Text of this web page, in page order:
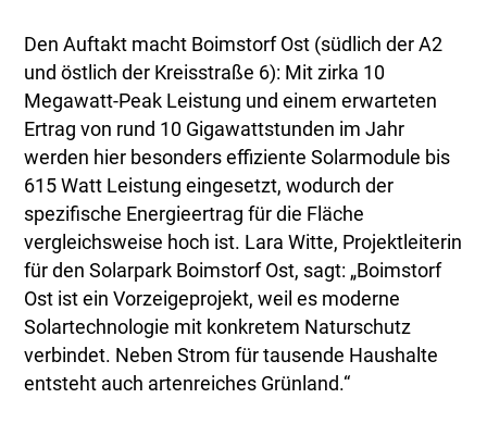
Den Auftakt macht Boimstorf Ost (südlich der A2
und östlich der Kreisstraße 6): Mit zirka 10
Megawatt-Peak Leistung und einem erwarteten
Ertrag von rund 10 Gigawattstunden im Jahr
werden hier besonders effiziente Solarmodule bis
615 Watt Leistung eingesetzt, wodurch der
spezifische Energieertrag für die Fläche
vergleichsweise hoch ist. Lara Witte, Projektleiterin
für den Solarpark Boimstorf Ost, sagt: „Boimstorf
Ost ist ein Vorzeigeprojekt, weil es moderne
Solartechnologie mit konkretem Naturschutz
verbindet. Neben Strom für tausende Haushalte
entsteht auch artenreiches Grünland.“